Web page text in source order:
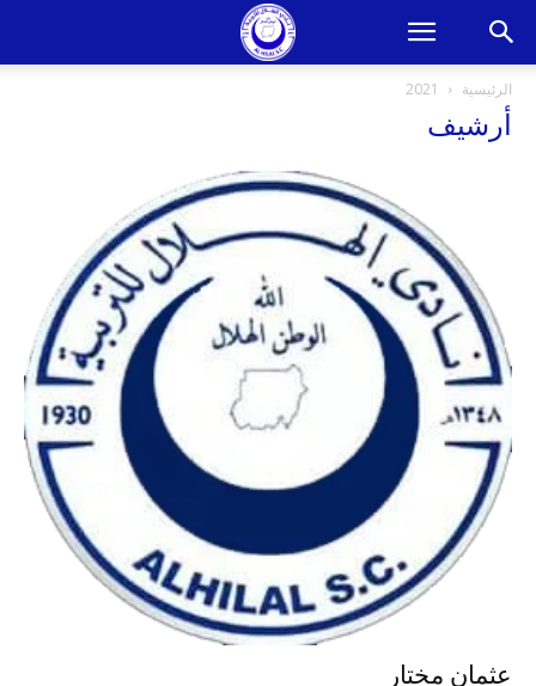
الرئيسية 2021
أرشيف
عثمان مختار